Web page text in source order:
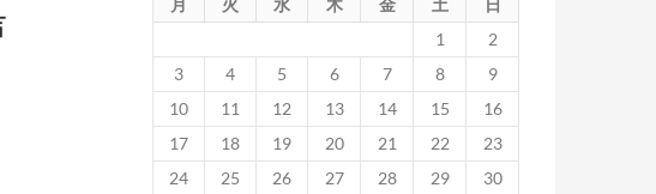
月 火 水 木 金 土
日
1
2
3
4 5 6 7 8
9
10
11 12 13 14 15
16
17
18 19 20 21 22
23
24
25 26 27 28 29
30